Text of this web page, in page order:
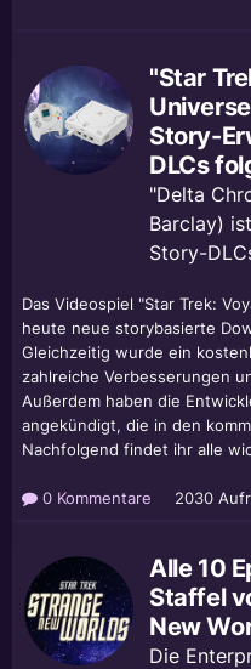
"Star
Story-
DLCs
"Delta
Barclay)
Story-
Das Videospiel "Star Trek:
heute neue storybasierte
Gleichzeitig wurde ein
zahlreiche Verbesserungen
Außerdem haben die
angekündigt, die in den
Nachfolgend findet ihr alle
0 Kommentare 2030
Alle 10
Staffel
New
Die